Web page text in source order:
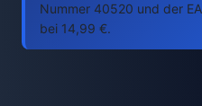
Nummer 40520 und der
bei 14,99 €.